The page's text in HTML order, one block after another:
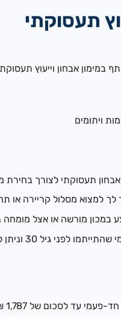
תעסוקתי
במימון אבחון וייעוץ
ויתומים
תעסוקתי לצורך בחירת
לך למצוא מסלול קריירה או
במכון מורשה או אצל מומחה
גיל 30 וניתן לממש אותה על גיל 60.
לסכום של 1,787 ₪ כנגד קבלת מקור.